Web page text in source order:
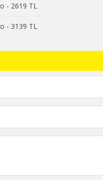
- 2619 TL
- 3139 TL